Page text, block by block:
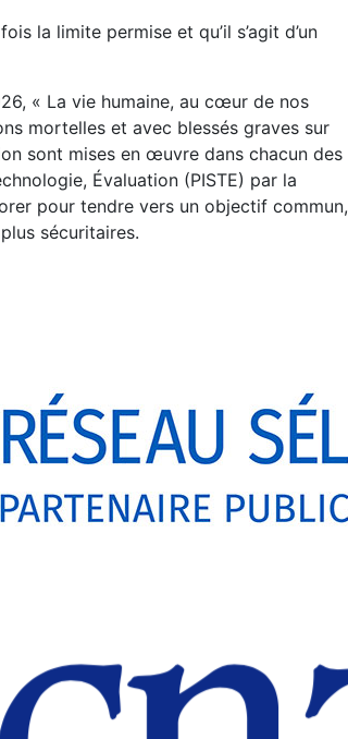
la limite permise et qu’il s’agit d’un
« La vie humaine, au cœur de nos
mortelles et avec blessés graves sur
sont mises en œuvre dans chacun des
Évaluation (PISTE) par la
pour tendre vers un objectif commun,
sécuritaires.